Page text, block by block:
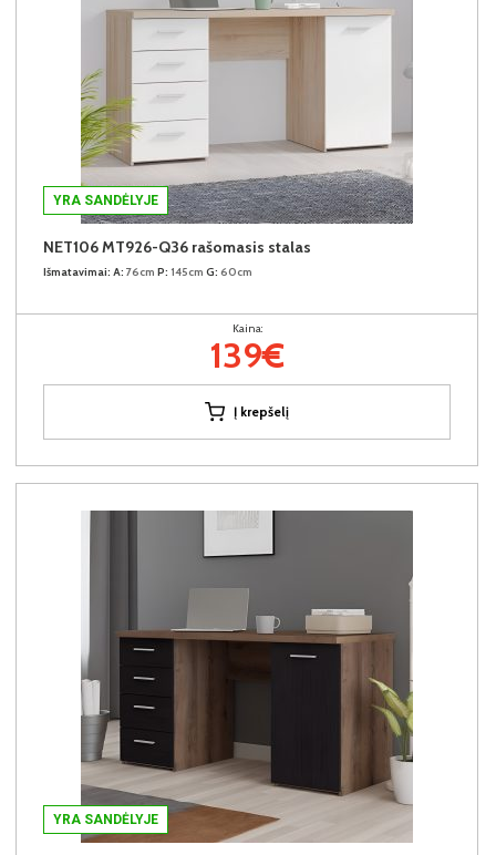
YRA SANDĖLYJE
NET106 MT926-Q36 rašomasis stalas
Išmatavimai: A: 76cm P: 145cm G: 60cm
Kaina:
139€
Į krepšelį
YRA SANDĖLYJE